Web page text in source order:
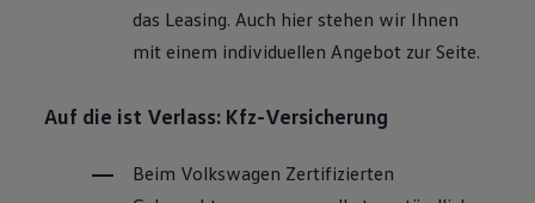
das Leasing. Auch hier stehen wir Ihnen
mit einem individuellen Angebot zur Seite.
Auf die ist Verlass: Kfz-Versicherung
Beim Volkswagen Zertifizierten